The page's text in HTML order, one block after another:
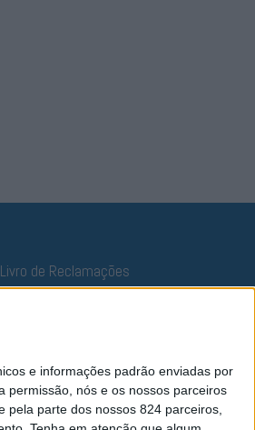
e informações padrão enviadas por
permissão, nós e os nossos parceiros
parte dos nossos 824 parceiros,
Livro de Reclamações